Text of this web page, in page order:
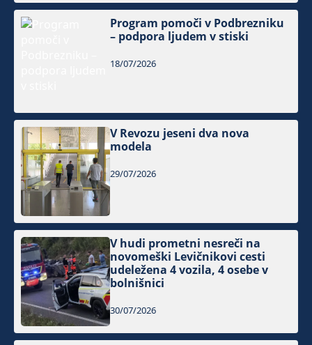
Program pomoči v Podbrezniku
– podpora ljudem v stiski
18/07/2026
V Revozu jeseni dva nova
modela
29/07/2026
V hudi prometni nesreči na
novomeški Levičnikovi cesti
udeležena 4 vozila, 4 osebe v
bolnišnici
30/07/2026